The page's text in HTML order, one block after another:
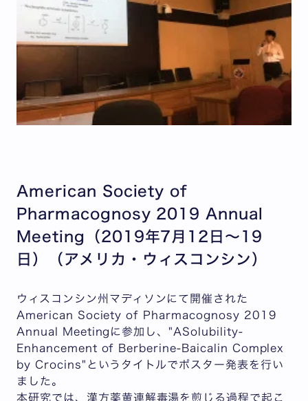
American Society of
Pharmacognosy 2019 Annual
Meeting（2019年7月12日～19
日）（アメリカ・ウィスコンシン）
ウィスコンシン州マディソンにて開催された
American Society of Pharmacognosy 2019
Annual Meetingに参加し、"ASolubility-
Enhancement of Berberine-Baicalin Complex
by Crocins"というタイトルでポスター発表を行い
ました。
本研究では、漢方薬黄連解毒湯を煎じる過程で起こ